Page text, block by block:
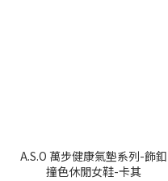
A.S.O 萬步健康氣墊系列-飾釦
撞色休閒女鞋-卡其